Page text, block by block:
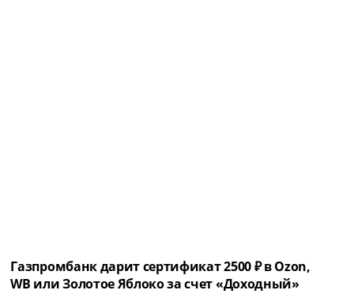
Газпромбанк дарит сертификат 2500 ₽ в Ozon,
WB или Золотое Яблоко за счет «Доходный»